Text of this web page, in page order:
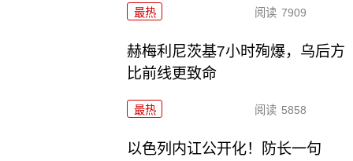
最热 阅读 7909
赫梅利尼茨基7小时殉爆，乌后方
比前线更致命
最热 阅读 5858
以色列内讧公开化！防长一句